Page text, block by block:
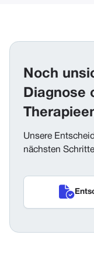
Noch
Diagnose
Unsere
nächsten
